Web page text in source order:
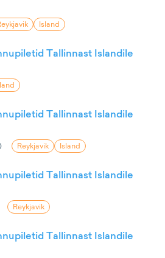
Island
Tallinnast Islandile
Tallinnast Islandile
Reykjavik Island
Tallinnast Islandile
Reykjavik
Tallinnast Islandile